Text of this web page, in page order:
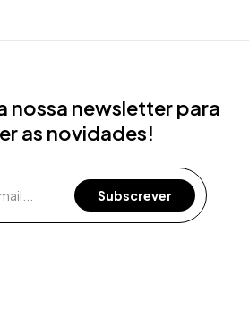
nossa newsletter para
as novidades!